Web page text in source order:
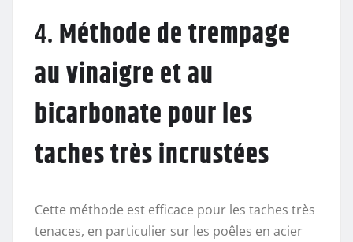
4.Méthode de trempage
au vinaigre et au
bicarbonate pour les
taches très incrustées
Cette méthode est efficace pour les taches très
tenaces, en particulier sur les poêles en acier